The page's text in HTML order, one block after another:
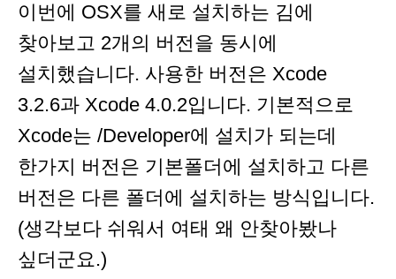
이번에 OSX를 새로 설치하는 김에
찾아보고 2개의 버전을 동시에
설치했습니다. 사용한 버전은 Xcode
3.2.6과 Xcode 4.0.2입니다. 기본적으로
Xcode는 /Developer에 설치가 되는데
한가지 버전은 기본폴더에 설치하고 다른
버전은 다른 폴더에 설치하는 방식입니다.
(생각보다 쉬워서 여태 왜 안찾아봤나
싶더군요.)